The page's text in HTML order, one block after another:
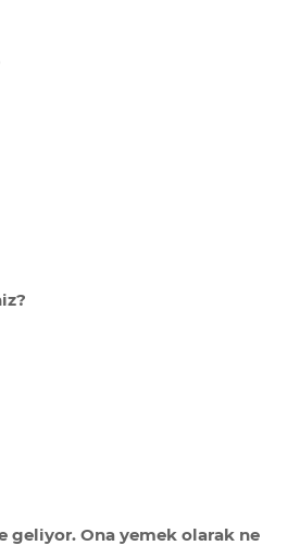
geliyor. Ona yemek olarak ne